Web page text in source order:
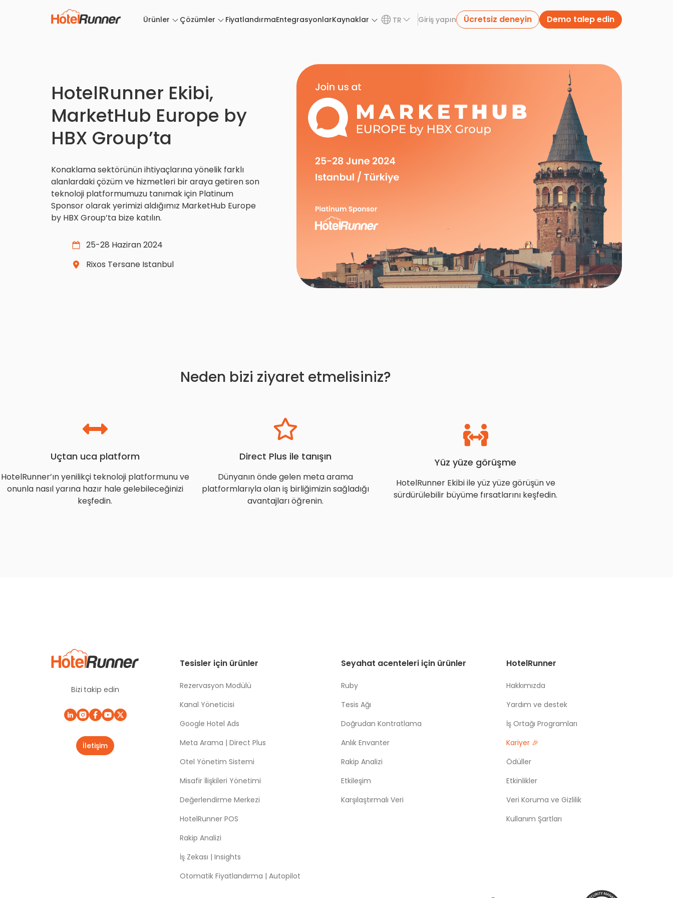
Ürünler Çözümler FiyatlandırmaEntegrasyonlarKaynaklar TR Giriş yapın Ücretsiz deneyin Demo talep edin
HotelRunner Ekibi,
MarketHub Europe by
HBX Group’ta
Konaklama sektörünün ihtiyaçlarına yönelik farklı
alanlardaki çözüm ve hizmetleri bir araya getiren son
teknoloji platformumuzu tanımak için Platinum
Sponsor olarak yerimizi aldığımız MarketHub Europe
by HBX Group’ta bize katılın.
25-28 Haziran 2024
Rixos Tersane Istanbul
Neden bizi ziyaret etmelisiniz?
Uçtan uca platform
HotelRunner’ın yenilikçi teknoloji platformunu ve
onunla nasıl yarına hazır hale gelebileceğinizi
keşfedin.
Direct Plus ile tanışın
Dünyanın önde gelen meta arama
platformlarıyla olan iş birliğimizin sağladığı
avantajları öğrenin.
Yüz yüze görüşme
HotelRunner Ekibi ile yüz yüze görüşün ve
sürdürülebilir büyüme fırsatlarını keşfedin.
Bizi takip edin
İletişim
Tesisler için ürünler
Rezervasyon Modülü
Kanal Yöneticisi
Google Hotel Ads
Meta Arama | Direct Plus
Otel Yönetim Sistemi
Misafir İlişkileri Yönetimi
Değerlendirme Merkezi
HotelRunner POS
Rakip Analizi
İş Zekası | Insights
Otomatik Fiyatlandırma | Autopilot
Seyahat acenteleri için ürünler
Ruby
Tesis Ağı
Doğrudan Kontratlama
Anlık Envanter
Rakip Analizi
Etkileşim
Karşılaştırmalı Veri
HotelRunner
Hakkımızda
Yardım ve destek
İş Ortağı Programları
Kariyer 🎉
Ödüller
Etkinlikler
Veri Koruma ve Gizlilik
Kullanım Şartları